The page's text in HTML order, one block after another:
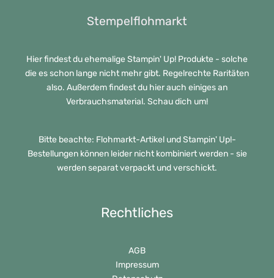
Stempelflohmarkt
Hier findest du ehemalige Stampin' Up! Produkte - solche
die es schon lange nicht mehr gibt. Regelrechte Raritäten
also. Außerdem findest du hier auch einiges an
Verbrauchsmaterial. Schau dich um!
Bitte beachte: Flohmarkt-Artikel und Stampin' Up!-
Bestellungen können leider nicht kombiniert werden - sie
werden separat verpackt und verschickt.
Rechtliches
AGB
Impressum